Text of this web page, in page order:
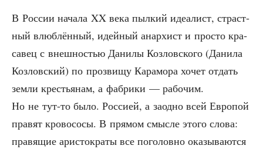
В Рос­сии нача­ла XX века пыл­кий иде­а­лист, страст­
ный влюб­лён­ный, идей­ный анар­хист и про­сто кра­
са­вец с внеш­но­стью Дани­лы Коз­лов­ско­го (Дани­ла
Коз­лов­ский) по про­зви­щу Кара­мо­ра хочет отдать
зем­ли кре­стья­нам, а фаб­ри­ки — рабо­чим.
Но не тут-то было. Рос­си­ей, а заод­но всей Евро­пой
пра­вят кро­во­со­сы. В пря­мом смыс­ле это­го сло­ва:
пра­вя­щие ари­сто­кра­ты все пого­лов­но ока­зы­ва­ют­ся